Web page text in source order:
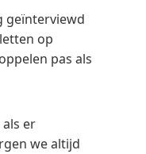
geïnterviewd
op
pas als
er
we altijd